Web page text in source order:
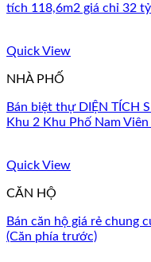
tích 118,6m2 giá chỉ 32 tỷ
Quick View
NHÀ PHỐ
Bán biệt thự DIỆN TÍCH
Khu 2 Khu Phố Nam
Quick View
CĂN HỘ
Bán căn hộ giá rẻ chung
(Căn phía trước)